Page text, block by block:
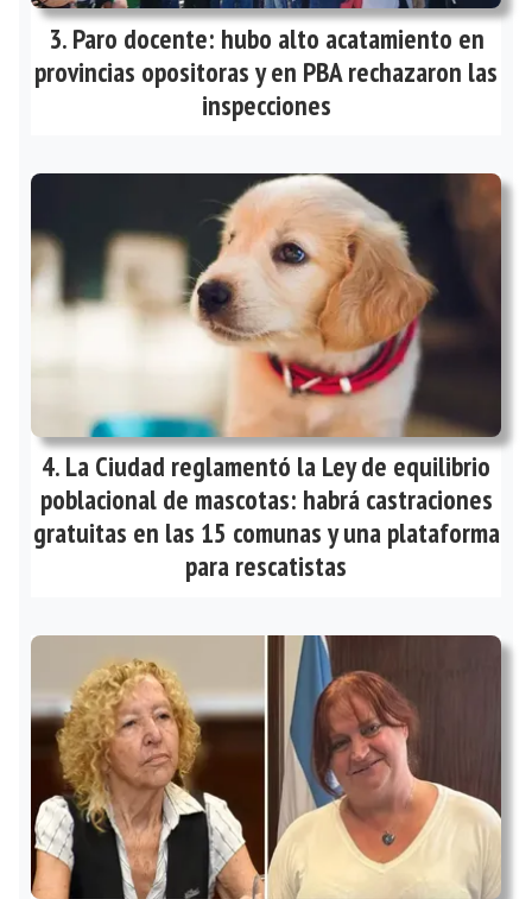
Paro docente: hubo alto acatamiento en
provincias opositoras y en PBA rechazaron las
inspecciones
La Ciudad reglamentó la Ley de equilibrio
poblacional de mascotas: habrá castraciones
gratuitas en las 15 comunas y una plataforma
para rescatistas